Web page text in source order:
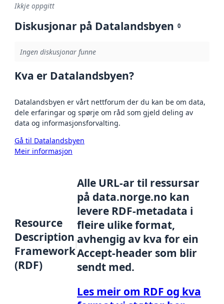
Ikkje oppgitt
Diskusjonar på Datalandsbyen 0
Ingen diskusjonar funne
Kva er Datalandsbyen?
Datalandsbyen er vårt nettforum der du kan be om data,
dele erfaringar og spørje om råd som gjeld deling av
data og informasjonsforvalting.
Gå til Datalandsbyen
Meir informasjon
Resource
Description
Framework
(RDF)
Alle URL-ar til ressursar
på data.norge.no kan
levere RDF-metadata i
fleire ulike format,
avhengig av kva for ein
Accept-header som blir
sendt med.
Les meir om RDF og kva